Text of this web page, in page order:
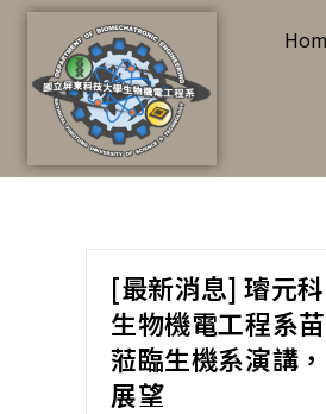
[最新消息] 璿元
生物機電工程系
蒞臨生機系演講
展望